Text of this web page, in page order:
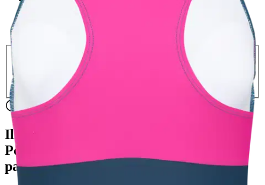
Loppu varastosta
Valitse toimitustapa
Nouto myymälästä
Ilmainen
Siirry valitsemaan myymälä
Toimitus
Kotiin tai noutopisteeseen
Ilmainen toimitus yli 100 €:n tilauksille
Postin pakettiautomaattiin tai
palvelupisteeseen!